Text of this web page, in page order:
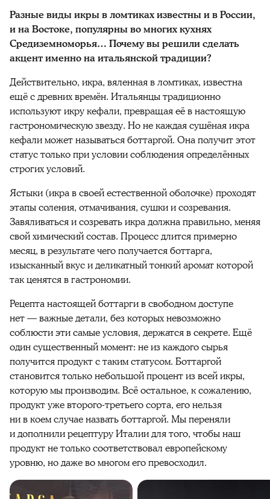
Разные виды икры в ломтиках известны и в России,
и на Востоке, популярны во многих кухнях
Средиземноморья… Почему вы решили сделать
акцент именно на итальянской традиции?
Действительно, икра, вяленная в ломтиках, известна
ещё с древних времён. Итальянцы традиционно
используют икру кефали, превращая её в настоящую
гастрономическую звезду. Но не каждая сушёная икра
кефали может называться боттаргой. Она получит этот
статус только при условии соблюдения определённых
строгих условий.
Ястыки (икра в своей естественной оболочке) проходят
этапы соления, отмачивания, сушки и созревания.
Завяливаться и созревать икра должна правильно, меняя
свой химический состав. Процесс длится примерно
месяц, в результате чего получается боттарга,
изысканный вкус и деликатный тонкий аромат которой
так ценятся в гастрономии.
Рецепта настоящей боттарги в свободном доступе
нет — важные детали, без которых невозможно
соблюсти эти самые условия, держатся в секрете. Ещё
один существенный момент: не из каждого сырья
получится продукт с таким статусом. Боттаргой
становится только небольшой процент из всей икры,
которую мы производим. Всё остальное, к сожалению,
продукт уже второго-третьего сорта, его нельзя
ни в коем случае назвать боттаргой. Мы переняли
и дополнили рецептуру Италии для того, чтобы наш
продукт не только соответствовал европейскому
уровню, но даже во многом его превосходил.